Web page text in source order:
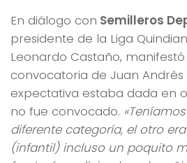
En diálogo con Semilleros
presidente de la Liga
Leonardo Castaño,
convocatoria de Juan
expectativa estaba dada en
no fue convocado.
diferente categoría, el otro
(infantil) incluso un poquito